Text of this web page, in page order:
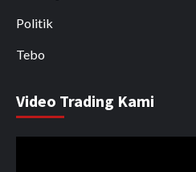
Politik
Tebo
Video Trading Kami